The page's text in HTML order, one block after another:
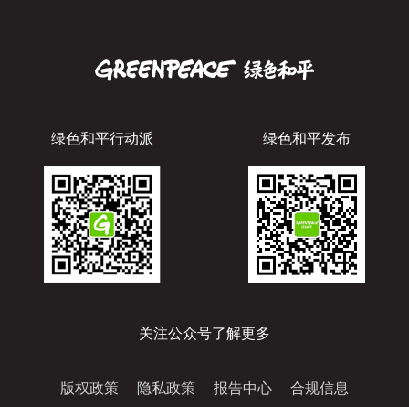
绿色和平行动派 绿色和平发布
关注公众号了解更多
版权政策 隐私政策 报告中心 合规信息